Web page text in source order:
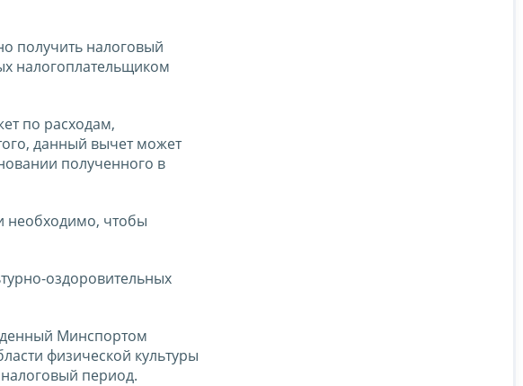
получить налоговый
налогоплательщиком
по расходам,
данный вычет может
полученного в
необходимо, чтобы
оздоровительных
Минспортом
физической культуры
период.